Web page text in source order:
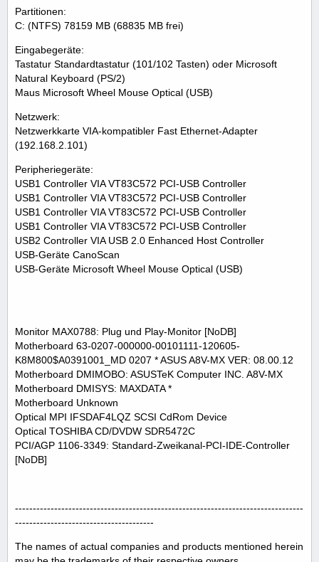
Partitionen:
C: (NTFS) 78159 MB (68835 MB frei)
Eingabegeräte:
Tastatur Standardtastatur (101/102 Tasten) oder Microsoft
Natural Keyboard (PS/2)
Maus Microsoft Wheel Mouse Optical (USB)
Netzwerk:
Netzwerkkarte VIA-kompatibler Fast Ethernet-Adapter
(192.168.2.101)
Peripheriegeräte:
USB1 Controller VIA VT83C572 PCI-USB Controller
USB1 Controller VIA VT83C572 PCI-USB Controller
USB1 Controller VIA VT83C572 PCI-USB Controller
USB1 Controller VIA VT83C572 PCI-USB Controller
USB2 Controller VIA USB 2.0 Enhanced Host Controller
USB-Geräte CanoScan
USB-Geräte Microsoft Wheel Mouse Optical (USB)
Monitor MAX0788: Plug und Play-Monitor [NoDB]
Motherboard 63-0207-000000-00101111-120605-
K8M800$A0391001_MD 0207 * ASUS A8V-MX VER: 08.00.12
Motherboard DMIMOBO: ASUSTeK Computer INC. A8V-MX
Motherboard DMISYS: MAXDATA *
Motherboard Unknown
Optical MPI IFSDAF4LQZ SCSI CdRom Device
Optical TOSHIBA CD/DVDW SDR5472C
PCI/AGP 1106-3349: Standard-Zweikanal-PCI-IDE-Controller
[NoDB]
---------------------------------------------------------------------------------
---------------------------------------
The names of actual companies and products mentioned herein